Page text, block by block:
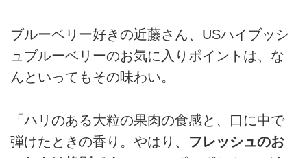
ブルーベリー好きの近藤さん、USハイブッシ
ュブルーベリーのお気に入りポイントは、な
んといってもその味わい。
「ハリのある大粒の果肉の食感と、口に中で
弾けたときの香り。やはり、 フレッシュのお